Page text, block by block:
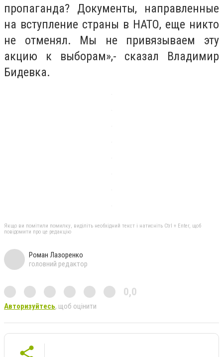
пропаганда? Документы, направленные
на вступление страны в НАТО, еще никто
не отменял. Мы не привязываем эту
акцию к выборам»,- сказал Владимир
Бидевка.
Якщо ви помітили помилку, виділіть необхідний текст і натисніть Ctrl + Enter, щоб
повідомити про це редакцію
Роман Лазоренко
головний редактор
0,0
Авторизуйтесь, щоб оцінити